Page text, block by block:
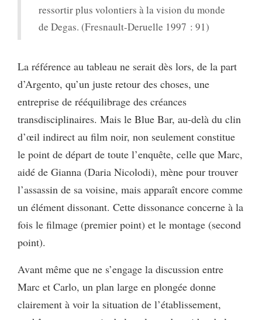
ressortir plus volontiers à la vision du monde
de Degas. (Fresnault-Deruelle 1997 : 91)
La référence au tableau ne serait dès lors, de la part
d’Argento, qu’un juste retour des choses, une
entreprise de rééquilibrage des créances
transdisciplinaires. Mais le Blue Bar, au-delà du clin
d’œil indirect au film noir, non seulement constitue
le point de départ de toute l’enquête, celle que Marc,
aidé de Gianna (Daria Nicolodi), mène pour trouver
l’assassin de sa voisine, mais apparaît encore comme
un élément dissonant. Cette dissonance concerne à la
fois le filmage (premier point) et le montage (second
point).
Avant même que ne s’engage la discussion entre
Marc et Carlo, un plan large en plongée donne
clairement à voir la situation de l’établissement,